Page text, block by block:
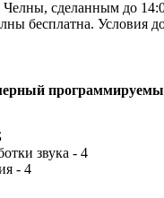
сделанным до
бесплатна. Условия
звука - 4
- 4